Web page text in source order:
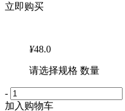
立即购买
¥48.0
请选择规格 数量
-
加入购物车